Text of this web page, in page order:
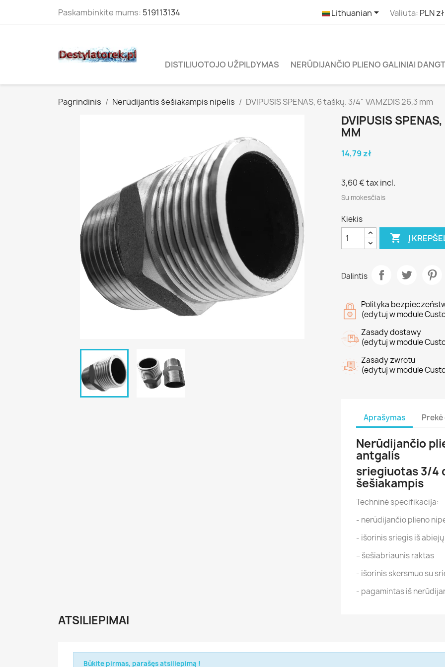
Paskambinkite mums: 519113134 Lithuanian Valiuta: PLN zł
DISTILIUOTOJO UŽPILDYMAS NERŪDIJANČIO PLIENO GALINIAI
Pagrindinis Nerūdijantis šešiakampis nipelis DVIPUSIS SPENAS, 6 taškų. 3/4" VAMZDIS 26,3 mm
DVIPUSIS
MM
14,79 zł
3,60 €tax incl.
Su mokesčiais
Kiekis
 Į
Dalintis
Polityka
(edytuj w module
Zasady dostawy
(edytuj w module
Zasady zwrotu
(edytuj w module
Aprašymas
Nerūdijančio
antgalis
sriegiuotas 3/4
šešiakampis
Techninė specifikacija:
- nerūdijančio plieno
- išorinis sriegis iš
– šešiabriaunis raktas
- išorinis skersmuo su
- pagamintas iš
ATSILIEPIMAI
Būkite pirmas, parašęs atsiliepimą !